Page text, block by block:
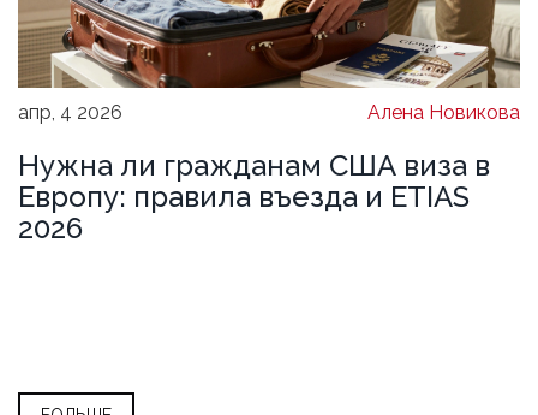
апр, 4 2026 Алена Новикова
Нужна ли гражданам США виза в
Европу: правила въезда и ETIAS
2026